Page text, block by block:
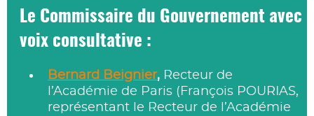
Le Commissaire du Gouvernement avec
voix consultative :
Bernard Beignier, Recteur de
l’Académie de Paris (François POURIAS,
représentant le Recteur de l’Académie